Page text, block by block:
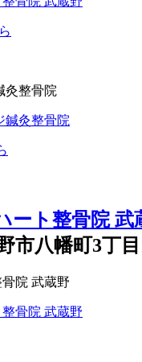
灸整骨院
市八幡町3丁
院 武蔵野